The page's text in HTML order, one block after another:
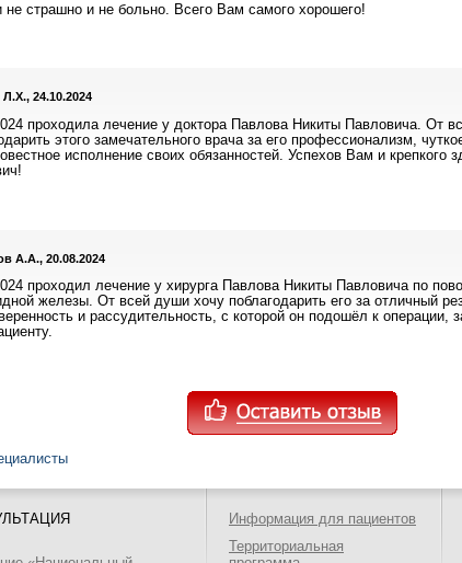
страшно и не больно. Всего Вам самого хорошего!
24.10.2024
проходила лечение у доктора Павлова Никиты Павловича. От
этого замечательного врача за его профессионализм,
исполнение своих обязанностей. Успехов Вам и крепкого
А.А., 20.08.2024
проходил лечение у хирурга Павлова Никиты Павловича по
железы. От всей души хочу поблагодарить его за отличный
и рассудительность, с которой он подошёл к операции,
Информация для пациентов
Территориальная